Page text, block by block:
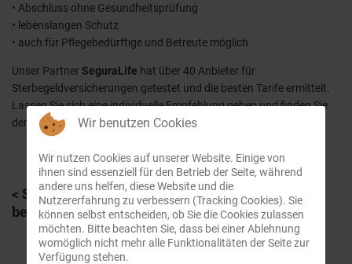
• Abschluss ohne Gesundheitsprüfung
• lebenslangen Schutz
• auch für Pflegebedürftige und Betreute möglich
Unser Partner SeguraLife hat über 40 Anbieter für
Sterbegeldversicherungen getestet und die besten Tarife ermittelt.
Lassen Sie sich eine individuelle Empfehlung geben und finden Sie
den besten Versicherer für sich.
< Sterbegeldversicherung bei SeguraLife
beantragen >
Wir benutzen Cookies
Wir nutzen Cookies auf unserer Website. Einige von
ihnen sind essenziell für den Betrieb der Seite, während
andere uns helfen, diese Website und die
Nutzererfahrung zu verbessern (Tracking Cookies). Sie
können selbst entscheiden, ob Sie die Cookies zulassen
möchten. Bitte beachten Sie, dass bei einer Ablehnung
womöglich nicht mehr alle Funktionalitäten der Seite zur
Verfügung stehen.